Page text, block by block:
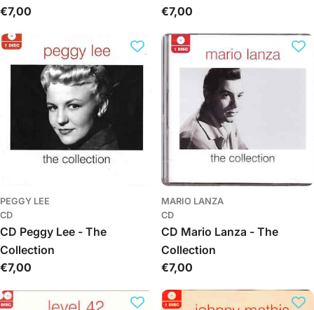
Обычная
€7,00
Обычная
€7,00
PEGGY LEE
CD
CD Peggy Lee - The
Collection
Обычная
€7,00
MARIO LANZA
CD
CD Mario Lanza - The
Collection
Обычная
€7,00